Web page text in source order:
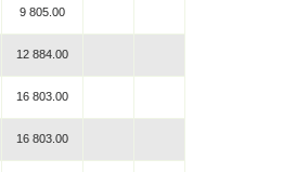
9 805.00
12 884.00
16 803.00
16 803.00